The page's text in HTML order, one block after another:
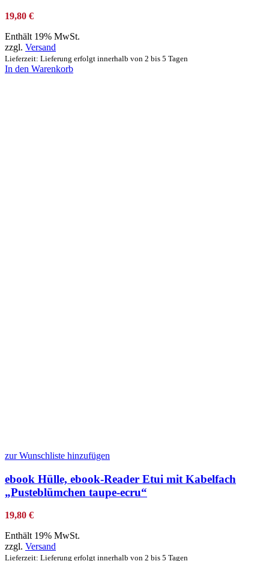
19,80 €
Enthält 19% MwSt.
zzgl. Versand
Lieferzeit: Lieferung erfolgt innerhalb von 2 bis 5 Tagen
In den Warenkorb
zur Wunschliste hinzufügen
ebook Hülle, ebook-Reader Etui mit Kabelfach
„Pusteblümchen taupe-ecru“
19,80 €
Enthält 19% MwSt.
zzgl. Versand
Lieferzeit: Lieferung erfolgt innerhalb von 2 bis 5 Tagen